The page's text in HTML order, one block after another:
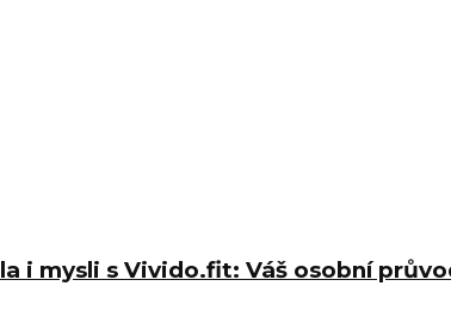
i mysli s Vivido.fit: Váš osobní